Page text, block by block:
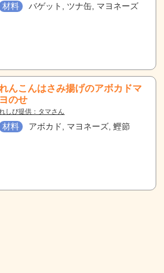
材料 バゲット, ツナ缶, マヨネーズ
んこんはさみ揚げのアボカドマ
ヨのせ
しぴ提供：タマさん
材料 アボカド, マヨネーズ, 鰹節